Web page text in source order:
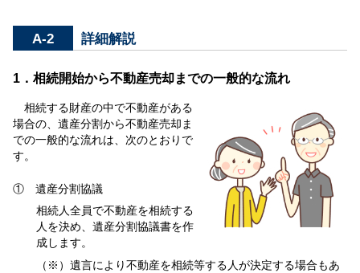
A-2 詳細解説
1．相続開始から不動産売却までの一般的な流れ
相続する財産の中で不動産がある
場合の、遺産分割から不動産売却ま
での一般的な流れは、次のとおりで
す。
① 遺産分割協議
相続人全員で不動産を相続する
人を決め、遺産分割協議書を作
成します。
（※）遺言により不動産を相続等する人が決定する場合もあ